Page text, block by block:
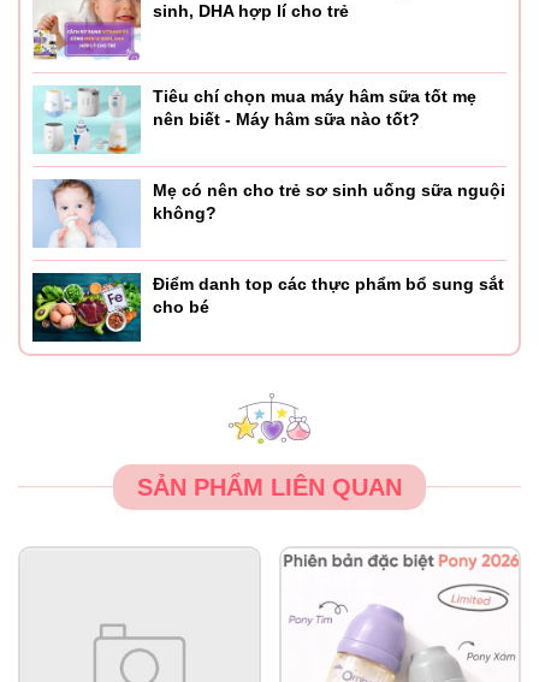
sinh, DHA hợp lí cho trẻ
Tiêu chí chọn mua máy hâm sữa tốt mẹ
nên biết - Máy hâm sữa nào tốt?
Mẹ có nên cho trẻ sơ sinh uống sữa nguội
không?
Điểm danh top các thực phẩm bổ sung sắt
cho bé
SẢN PHẨM LIÊN QUAN